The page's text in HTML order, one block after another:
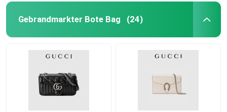
Gebrandmarkter Bote Bag (24)